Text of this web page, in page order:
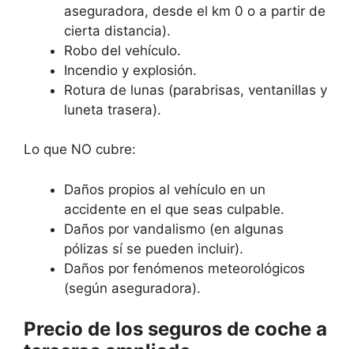
aseguradora, desde el km 0 o a partir de
cierta distancia).
Robo del vehículo.
Incendio y explosión.
Rotura de lunas (parabrisas, ventanillas y
luneta trasera).
Lo que NO cubre:
Daños propios al vehículo en un
accidente en el que seas culpable.
Daños por vandalismo (en algunas
pólizas sí se pueden incluir).
Daños por fenómenos meteorológicos
(según aseguradora).
Precio de los seguros de coche a